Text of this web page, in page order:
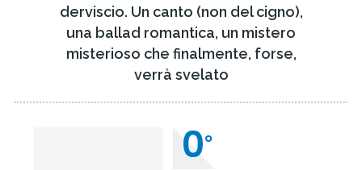
derviscio. Un canto (non del cigno),
una ballad romantica, un mistero
misterioso che finalmente, forse,
verrà svelato
0°